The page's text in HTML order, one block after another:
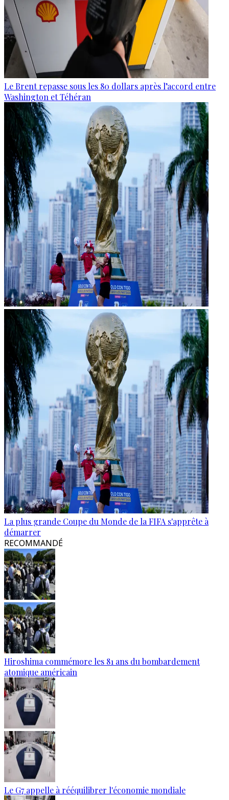
Le Brent repasse sous les 80 dollars après l’accord entre
Washington et Téhéran
La plus grande Coupe du Monde de la FIFA s'apprête à
démarrer
RECOMMANDÉ
Hiroshima commémore les 81 ans du bombardement
atomique américain
Le G7 appelle à rééquilibrer l'économie mondiale